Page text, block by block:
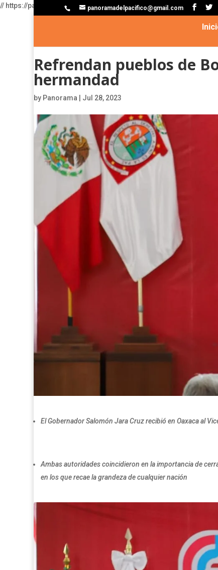
// https://pagead2.googlesyndication.com/pagead/js/
panoramadelpacifico@gmail.com
Refrendan pueblos de
hermandad
by Panorama Jul 28, 2023
El Gobernador Salomón Jara Cruz recibió en Oaxaca al
Ambas autoridades coincidieron en la importancia de
en los que recae la grandeza de cualquier nación